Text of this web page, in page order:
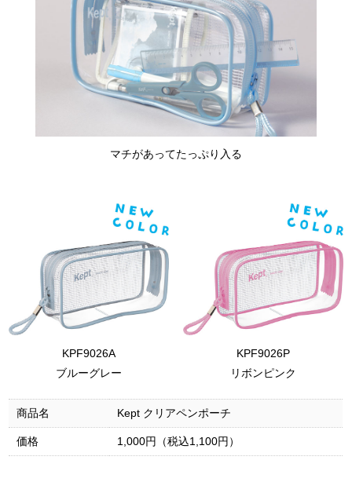
マチがあってたっぷり入る
KPF9026A
ブルーグレー
KPF9026P
リボンピンク
商品名 Kept クリアペンポーチ
価格 1,000円（税込1,100円）